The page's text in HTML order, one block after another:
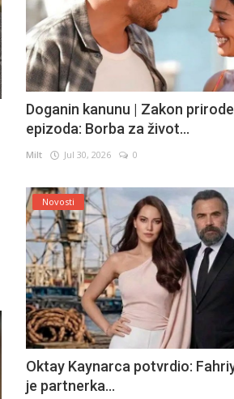
Doganin kanunu | Zakon
epizoda: Borba za život...
Milt Jul 30, 2026 0
Novosti
Oktay Kaynarca potvrdio:
je partnerka...